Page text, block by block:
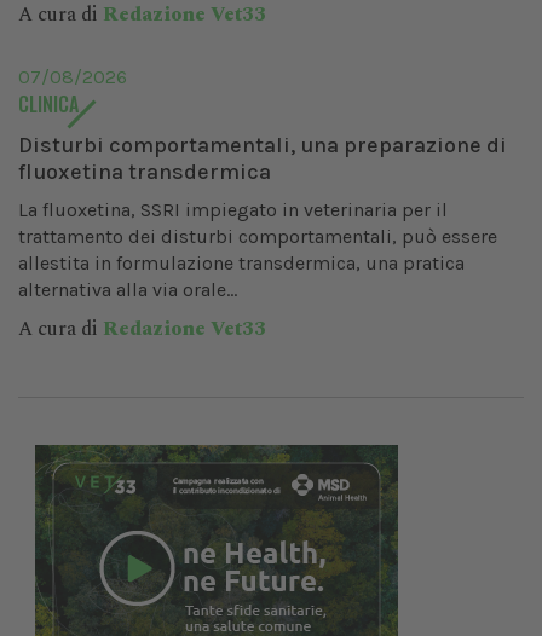
A cura di Redazione Vet33
07/08/2026
CLINICA
Disturbi comportamentali, una preparazione di
fluoxetina transdermica
La fluoxetina, SSRI impiegato in veterinaria per il
trattamento dei disturbi comportamentali, può essere
allestita in formulazione transdermica, una pratica
alternativa alla via orale...
A cura di Redazione Vet33